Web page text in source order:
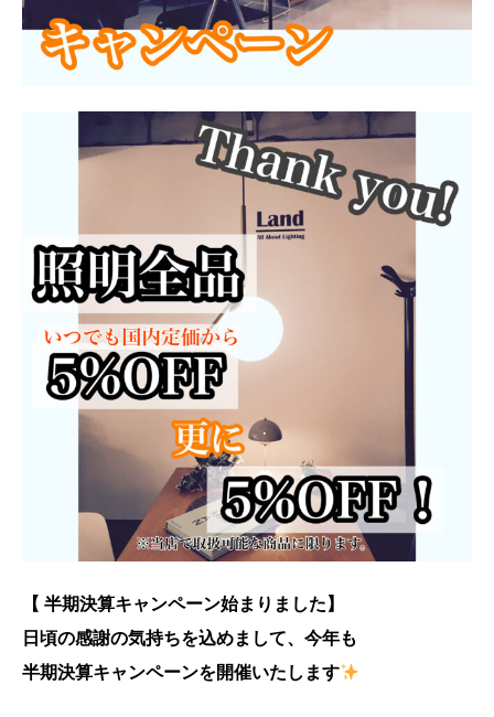
【 半期決算キャンペーン始まりました】
日頃の感謝の気持ちを込めまして、今年も
半期決算キャンペーンを開催いたします